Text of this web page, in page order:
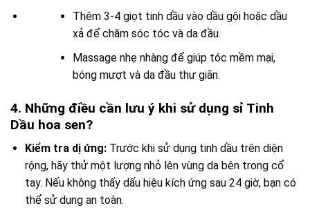
Thêm 3-4 giọt tinh dầu vào dầu gội hoặc dầu
xả để chăm sóc tóc và da đầu.
Massage nhẹ nhàng để giúp tóc mềm mại,
bóng mượt và da đầu thư giãn.
4. Những điều cần lưu ý khi sử dụng sỉ Tinh
Dầu hoa sen?
Kiểm tra dị ứng:Trước khi sử dụng tinh dầu trên diện
rộng, hãy thử một lượng nhỏ lên vùng da bên trong cổ
tay. Nếu không thấy dấu hiệu kích ứng sau 24 giờ, bạn có
thể sử dụng an toàn.